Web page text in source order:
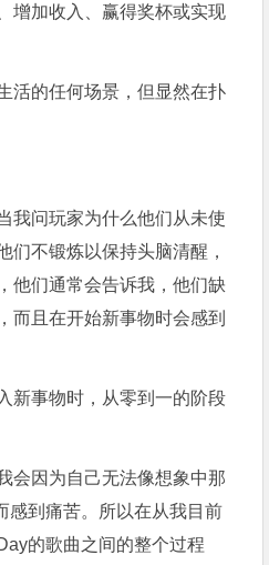
增加收入、赢得奖杯或实现
活的任何场景，但显然在扑
我问玩家为什么他们从未使
们不锻炼以保持头脑清醒，
他们通常会告诉我，他们缺
而且在开始新事物时会感到
新事物时，从零到一的阶段
会因为自己无法像想象中那
感到痛苦。所以在从我目前
的歌曲之间的整个过程